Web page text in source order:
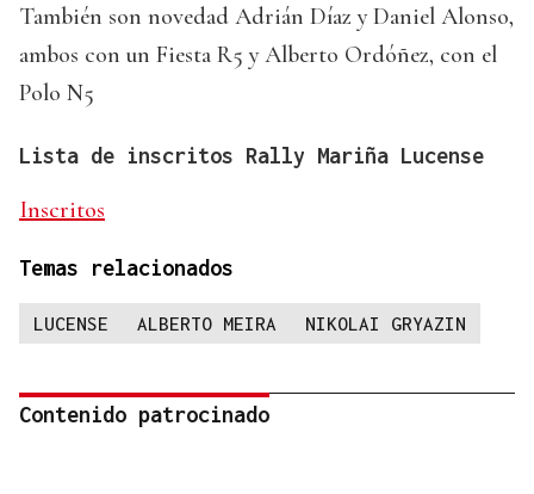
También son novedad Adrián Díaz y Daniel Alonso,
ambos con un Fiesta R5 y Alberto Ordóñez, con el
Polo N5
Lista de inscritos Rally Mariña Lucense
Inscritos
Temas relacionados
LUCENSE ALBERTO MEIRA NIKOLAI GRYAZIN
Contenido patrocinado